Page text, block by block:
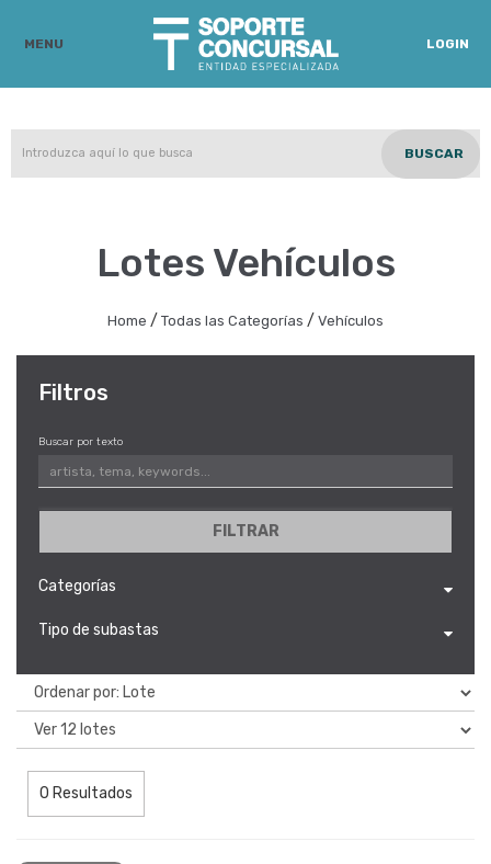
MENU LOGIN
BUSCAR
Lotes Vehículos
Home / Todas las Categorías / Vehículos
Filtros
Buscar por texto
FILTRAR
Categorías
Tipo de subastas
0 Resultados